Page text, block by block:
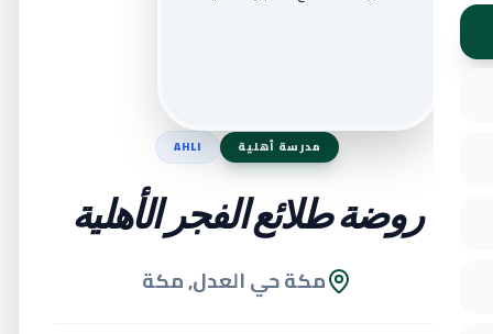
مدرسة أهلية AHLI
روضة طلائع الفجر الأهلية
مكة حي العدل, مكة